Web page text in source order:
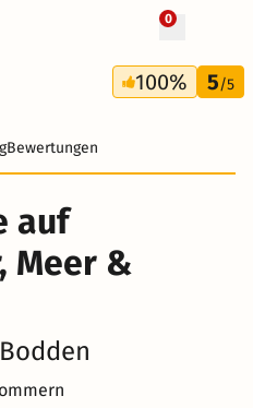
0+ 30 Fotos
100% 5/5
Bewertungen
auf
Meer &